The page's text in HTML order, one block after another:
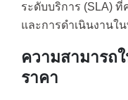
ระดับบริการ (SLA)
และการดำเนินงานใ
ความสามารถ
ราคา